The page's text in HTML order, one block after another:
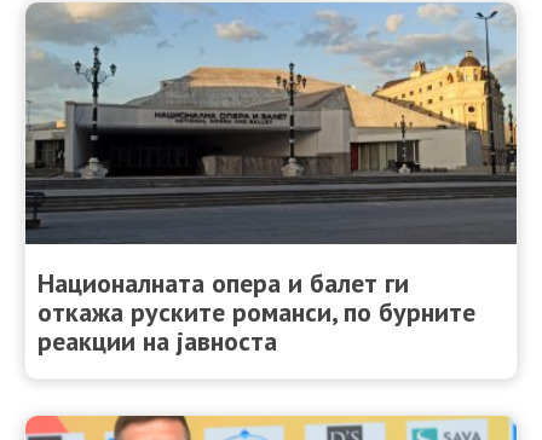
Националната опера и балет ги
откажа руските романси, по бурните
реакции на јавноста